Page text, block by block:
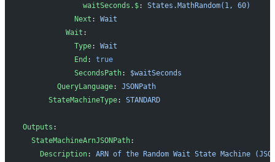
              waitSeconds.$
: States.MathRandom(1, 60)
            Next
: Wait
          Wait
:
            Type
: Wait
            End
: true
            SecondsPath
: $waitSeconds
        QueryLanguage
: JSONPath
      StateMachineType
: STANDARD
Outputs :
  StateMachineArnJSONPath
:
    Description
: ARN of the Random Wait State Machine